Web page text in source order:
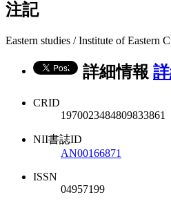
注記
Eastern studies / Institute of Eastern
詳細情報
CRID
1970023484809833861
NII書誌ID
AN00166871
ISSN
04957199